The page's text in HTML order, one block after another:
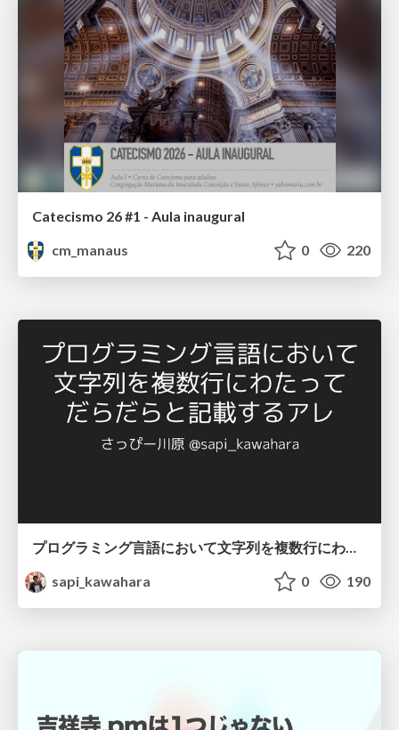
Catecismo 26 #1 - Aula inaugural
cm_manaus
0 220
プログラミング言語において文字列を複数行にわたって だらだらと記載するアレ
sapi_kawahara
0 190